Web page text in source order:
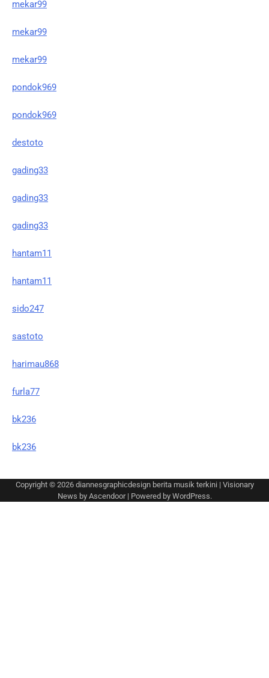
mekar99
mekar99
mekar99
pondok969
pondok969
destoto
gading33
gading33
gading33
hantam11
hantam11
sido247
sastoto
harimau868
furla77
bk236
bk236
Copyright © 2026 diannesgraphicdesign berita musik terkini| Visionary
News by Ascendoor| Powered by WordPress.